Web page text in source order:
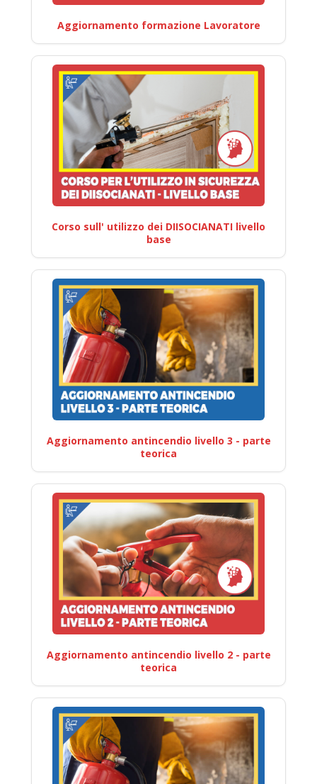
Aggiornamento formazione Lavoratore
Corso sull' utilizzo dei DIISOCIANATI livello
base
Aggiornamento antincendio livello 3 - parte
teorica
Aggiornamento antincendio livello 2 - parte
teorica